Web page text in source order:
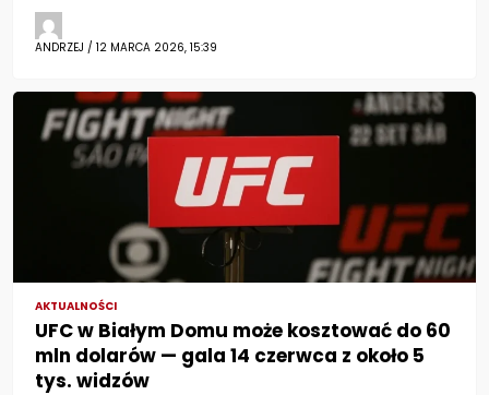
ANDRZEJ / 12 MARCA 2026, 15:39
AKTUALNOŚCI
UFC w Białym Domu może kosztować do 60
mln dolarów — gala 14 czerwca z około 5
tys. widzów